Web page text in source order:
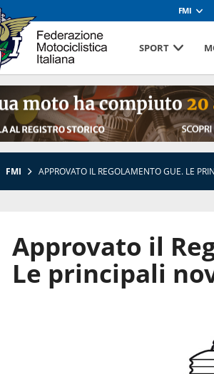
FMI
SPORT
FMI APPROVATO IL REGOLAMENTO GUE. LE
Approvato il
Le principali